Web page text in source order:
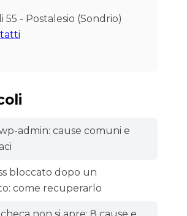
55 - Postalesio (Sondrio)
admin: cause comuni e
bloccato dopo un
come recuperarlo